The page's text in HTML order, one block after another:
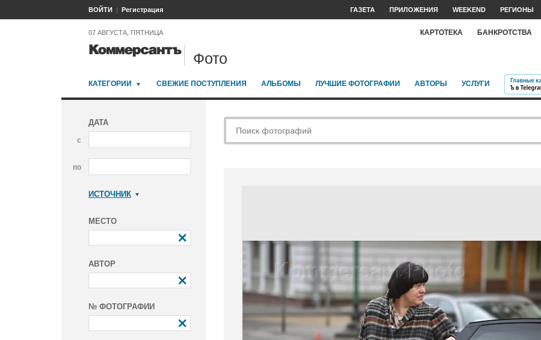
ВОЙТИ Регистрация ГАЗЕТА ПРИЛОЖЕНИЯ WEEKEND РЕГИОНЫ
07 АВГУСТА, ПЯТНИЦА КАРТОТЕКА БАНКРОТСТВА
Фото
КАТЕГОРИИ СВЕЖИЕ ПОСТУПЛЕНИЯ АЛЬБОМЫ ЛУЧШИЕ ФОТОГРАФИИ АВТОРЫ УСЛУГИ
ДАТА
с
по
ИСТОЧНИК
МЕСТО
АВТОР
№ ФОТОГРАФИИ